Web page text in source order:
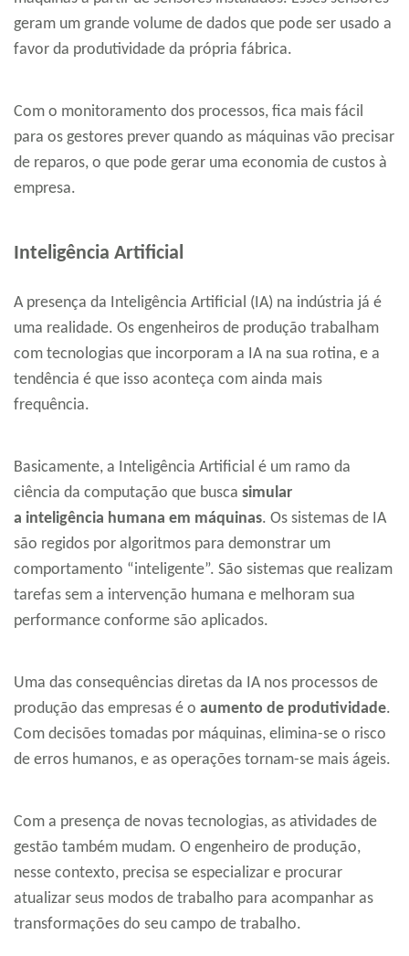
geram um grande volume de dados que pode ser usado a
favor da produtividade da própria fábrica.
Com o monitoramento dos processos, fica mais fácil
para os gestores prever quando as máquinas vão precisar
de reparos, o que pode gerar uma economia de custos à
empresa.
Inteligência Artificial
A presença da Inteligência Artificial (IA) na indústria já é
uma realidade. Os engenheiros de produção trabalham
com tecnologias que incorporam a IA na sua rotina, e a
tendência é que isso aconteça com ainda mais
frequência.
Basicamente, a Inteligência Artificial é um ramo da
ciência da computação que busca simular
a inteligência humana em máquinas. Os sistemas de IA
são regidos por algoritmos para demonstrar um
comportamento “inteligente”. São sistemas que realizam
tarefas sem a intervenção humana e melhoram sua
performance conforme são aplicados.
Uma das consequências diretas da IA nos processos de
produção das empresas é o aumento de produtividade.
Com decisões tomadas por máquinas, elimina-se o risco
de erros humanos, e as operações tornam-se mais ágeis.
Com a presença de novas tecnologias, as atividades de
gestão também mudam. O engenheiro de produção,
nesse contexto, precisa se especializar e procurar
atualizar seus modos de trabalho para acompanhar as
transformações do seu campo de trabalho.